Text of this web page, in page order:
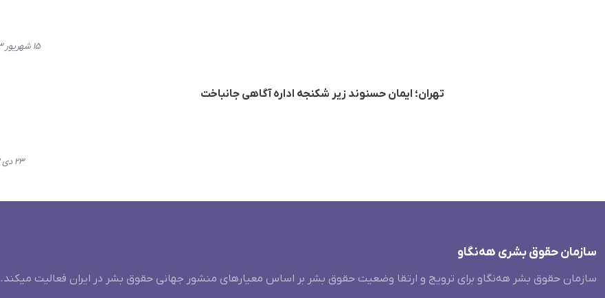
۱۵ شهریور ۱۴۰۳، ۱۶:۲۶
تهران؛ ایمان حسنوند زیر شکنجه اداره آگاهی جانباخت
۲۳ دی ۱۴۰۲، ۱۹:۲۶
سازمان حقوق بشری هەنگاو
سازمان حقوق بشر هه‌نگاو برای ترویج و ارتقا وضعیت حقوق بشر بر اساس معیارهای منشور جهانی حقوق بشر در ایران فعالیت میکند.